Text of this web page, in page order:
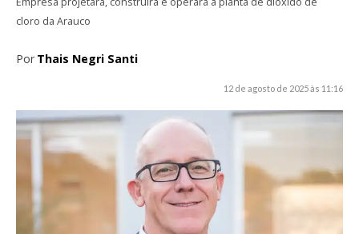
cloro da Arauco
Por Thais Negri Santi
12 de agosto de 2025 às 11:16